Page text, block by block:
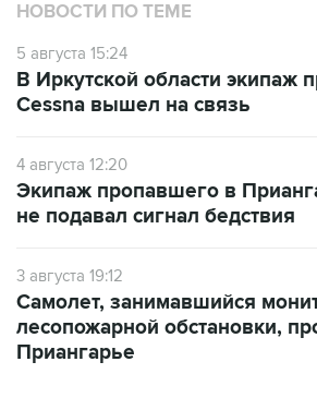
НОВОСТИ ПО ТЕМЕ
5 августа 15:24
В Иркутской области экипаж
Cessna вышел на связь
4 августа 12:20
Экипаж пропавшего в
не подавал сигнал бедствия
3 августа 19:12
Самолет, занимавшийся
лесопожарной обстановки,
Приангарье